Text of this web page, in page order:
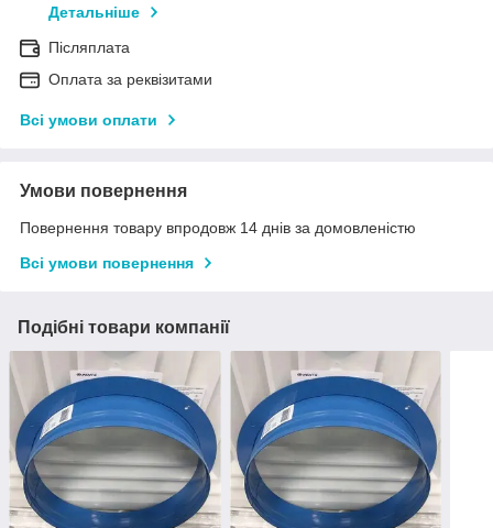
Детальніше
Післяплата
Оплата за реквізитами
Всі умови оплати
Умови повернення
Повернення товару впродовж 14 днів за домовленістю
Всі умови повернення
Подібні товари компанії